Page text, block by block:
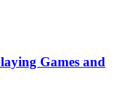
Games and